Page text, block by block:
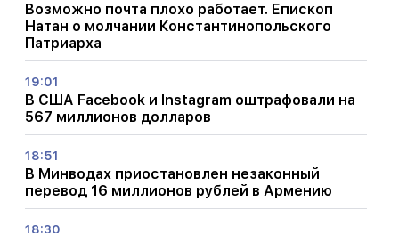
Возможно почта плохо работает. Епископ
Натан о молчании Константинопольского
Патриарха
19:01
В США Facebook и Instagram оштрафовали на
567 миллионов долларов
18:51
В Минводах приостановлен незаконный
перевод 16 миллионов рублей в Армению
18:30